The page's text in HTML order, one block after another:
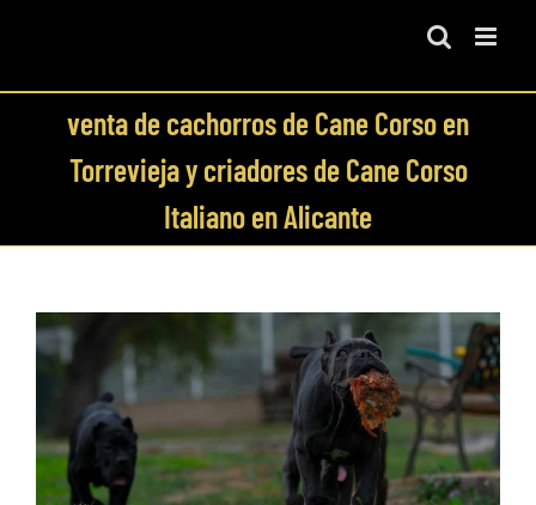
venta de cachorros de Cane Corso en
Torrevieja y criadores de Cane Corso
Italiano en Alicante